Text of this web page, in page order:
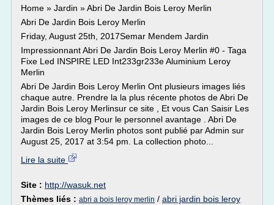
Home » Jardin » Abri De Jardin Bois Leroy Merlin
Abri De Jardin Bois Leroy Merlin
Friday, August 25th, 2017Semar Mendem Jardin
Impressionnant Abri De Jardin Bois Leroy Merlin #0 - Taga
Fixe Led INSPIRE LED Int233gr233e Aluminium Leroy
Merlin
Abri De Jardin Bois Leroy Merlin Ont plusieurs images liés
chaque autre. Prendre la la plus récente photos de Abri De
Jardin Bois Leroy Merlinsur ce site , Et vous Can Saisir Les
images de ce blog Pour le personnel avantage . Abri De
Jardin Bois Leroy Merlin photos sont publié par Admin sur
August 25, 2017 at 3:54 pm. La collection photo...
Lire la suite
Site : http://wasuk.net
Thèmes liés : abri a bois leroy merlin / abri jardin bois leroy